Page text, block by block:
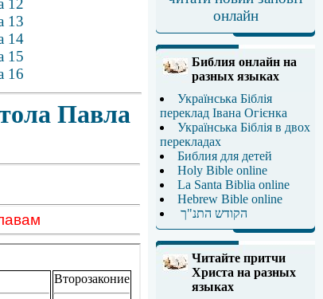
12
13
14
15
16
Павла
онлайн
Библия онлайн на
разных языках
Українська Біблія
переклад Івана Огієнка
Українська Біблія в двох
перекладах
Библия для детей
Holy Bible online
La Santa Biblia online
Hebrew Bible online
הקודש התנ"ך
Читайте притчи
Христа на разных
языках